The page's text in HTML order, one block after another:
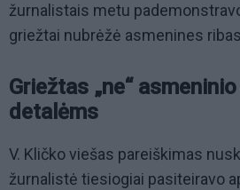
žurnalistais metu
griežtai nubrėžė asmenines
Griežtas „ne“
detalėms
V. Kličko viešas pareiškimas
žurnalistė tiesiogiai pasiteiravo